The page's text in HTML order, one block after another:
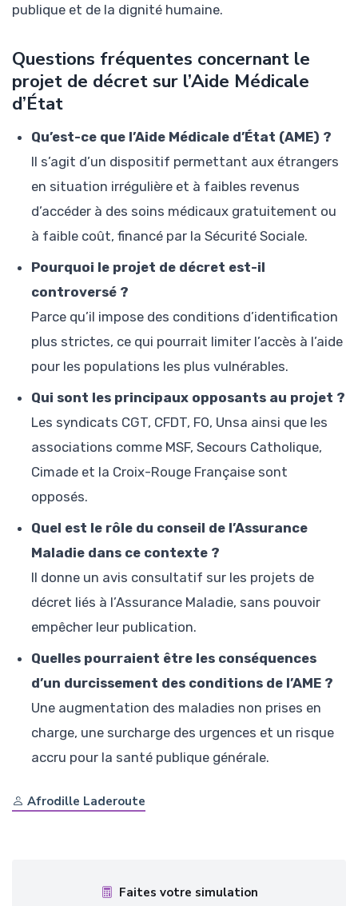
publique et de la dignité humaine.
Questions fréquentes concernant le
projet de décret sur l’Aide Médicale
d’État
Qu’est-ce que l’Aide Médicale d’État (AME) ?
Il s’agit d’un dispositif permettant aux étrangers
en situation irrégulière et à faibles revenus
d’accéder à des soins médicaux gratuitement ou
à faible coût, financé par la Sécurité Sociale.
Pourquoi le projet de décret est-il
controversé ?
Parce qu’il impose des conditions d’identification
plus strictes, ce qui pourrait limiter l’accès à l’aide
pour les populations les plus vulnérables.
Qui sont les principaux opposants au projet ?
Les syndicats CGT, CFDT, FO, Unsa ainsi que les
associations comme MSF, Secours Catholique,
Cimade et la Croix-Rouge Française sont
opposés.
Quel est le rôle du conseil de l’Assurance
Maladie dans ce contexte ?
Il donne un avis consultatif sur les projets de
décret liés à l’Assurance Maladie, sans pouvoir
empêcher leur publication.
Quelles pourraient être les conséquences
d’un durcissement des conditions de l’AME ?
Une augmentation des maladies non prises en
charge, une surcharge des urgences et un risque
accru pour la santé publique générale.
Afrodille Laderoute
Faites votre simulation